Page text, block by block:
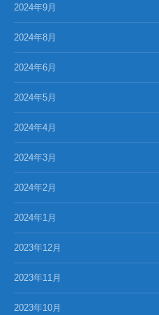
2024年9月
2024年8月
2024年6月
2024年5月
2024年4月
2024年3月
2024年2月
2024年1月
2023年12月
2023年11月
2023年10月